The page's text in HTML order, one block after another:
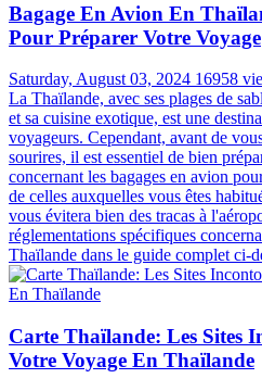
Bagage En Avion En
Pour Préparer Votre Voyage
Saturday, August 03, 2024 16958
La Thaïlande, avec ses plages de
et sa cuisine exotique, est une
voyageurs. Cependant, avant de
sourires, il est essentiel de bien
concernant les bagages en avion
de celles auxquelles vous êtes
vous évitera bien des tracas à
réglementations spécifiques
Thaïlande dans le guide complet ci-
Carte Thaïlande: Les Sites
Votre Voyage En Thaïlande